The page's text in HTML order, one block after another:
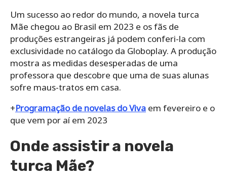
Um sucesso ao redor do mundo, a novela turca
Mãe chegou ao Brasil em 2023 e os fãs de
produções estrangeiras já podem conferi-la com
exclusividade no catálogo da Globoplay. A produção
mostra as medidas desesperadas de uma
professora que descobre que uma de suas alunas
sofre maus-tratos em casa.
+Programação de novelas do Viva em fevereiro e o
que vem por aí em 2023
Onde assistir a novela
turca Mãe?